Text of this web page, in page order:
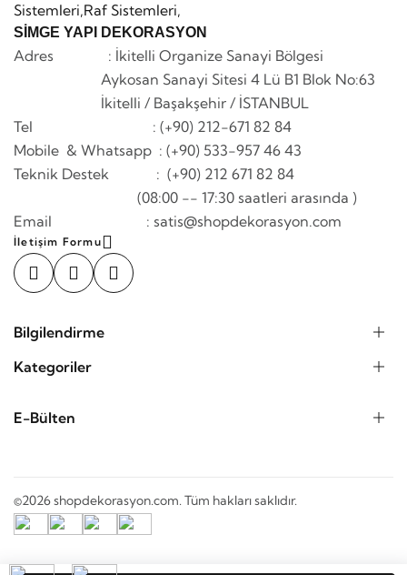
SİMGE YAPI DEKORASYON
Adres : İkitelli Organize Sanayi Bölgesi
Aykosan Sanayi Sitesi 4 Lü B1 Blok No:63
İkitelli / Başakşehir / İSTANBUL
Tel : (+90) 212-671 82 84
Mobile & Whatsapp : (+90) 533-957 46 43
Teknik Destek : (+90) 212 671 82 84
(08:00 -- 17:30 saatleri arasında )
Email : satis@shopdekorasyon.com
İletişim Formu
Bilgilendirme
Kategoriler
E-Bülten
©2026 shopdekorasyon.com. Tüm hakları saklıdır.